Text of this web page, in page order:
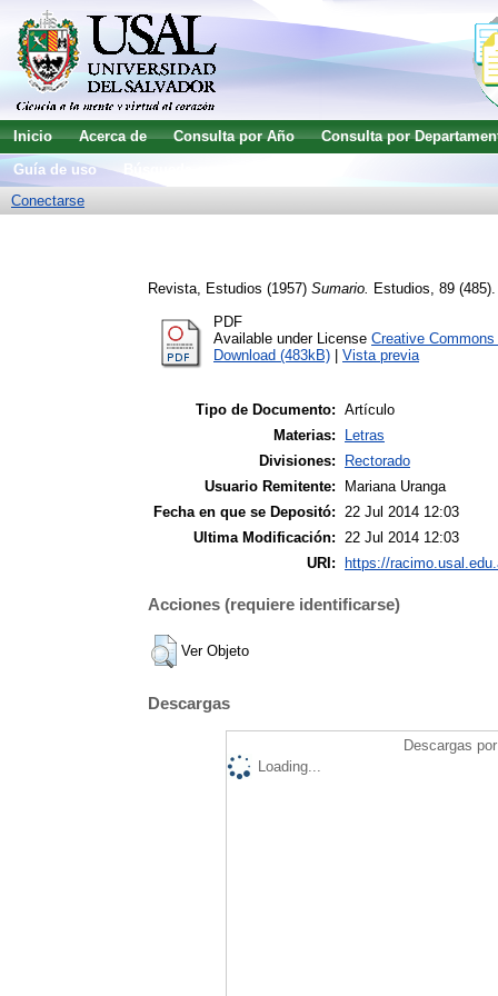
Inicio Acerca de Consulta por Año
Consulta por
Guía de uso
Conectarse
Revista, Estudios (1957) Sumario. Estudios, 89 (485).
PDF
Available under License Creative
Download (483kB)
Vista previa
Tipo de Documento: Artículo
Materias:
Letras
Divisiones:
Rectorado
Usuario Remitente:
Mariana Uranga
Fecha en que se Depositó: 22 Jul 2014 12:03
Ultima Modificación: 22 Jul 2014 12:03
URI:
https://
Acciones (requiere identificarse)
Ver Objeto
Descargas
Descargas
Loading...